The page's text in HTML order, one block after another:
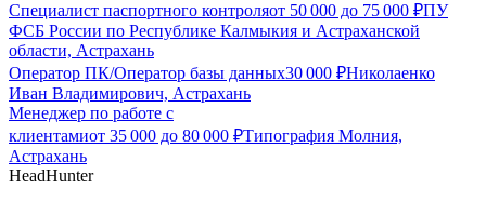
Специалист паспортного контроляот 50 000 до 75 000 ₽ПУ
ФСБ России по Республике Калмыкия и Астраханской
области, Астрахань
Оператор ПК/Оператор базы данных30 000 ₽Николаенко
Иван Владимирович, Астрахань
Менеджер по работе с
клиентамиот 35 000 до 80 000 ₽Типография Молния,
Астрахань
HeadHunter